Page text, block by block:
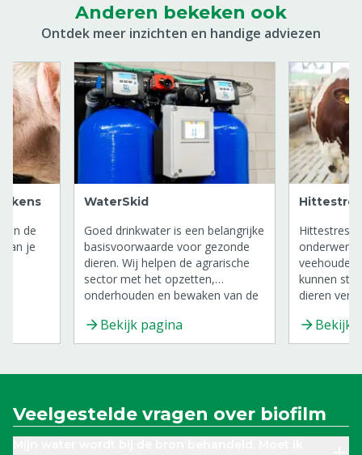
Anderen bekeken ook
Ontdek meer inzichten en handige adviezen
de
van je
WaterSkid
Goed drinkwater is een belangrijke
basisvoorwaarde voor gezonde
dieren. Wij helpen de agrarische
sector met het opzetten,
onderhouden en bewaken van de
Bekijk pagina
Hittestress
onderwerp
kunnen
dieren
Bekijk
Veelgestelde vragen over biofilm